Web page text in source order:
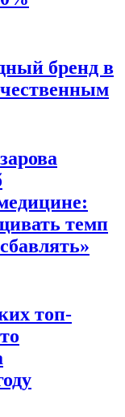
бренд в
темп
топ-